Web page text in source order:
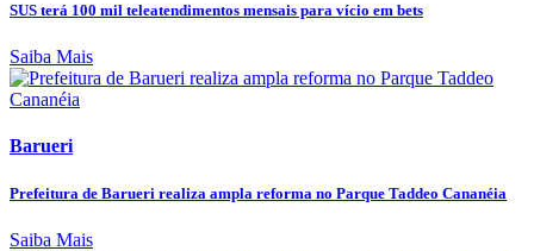
SUS terá 100 mil teleatendimentos mensais para vício em bets
Saiba Mais
Barueri
Prefeitura de Barueri realiza ampla reforma no Parque Taddeo Cananéia
Saiba Mais